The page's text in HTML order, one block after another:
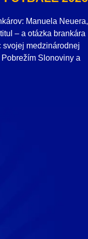
Manuela Neuera,
– a otázka brankára
svojej medzinárodnej
Slonoviny a